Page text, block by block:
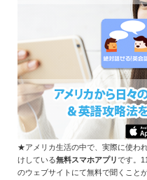
★アメリカ生活の中で、実際に使わ
けしている無料スマホアプリです。
のウェブサイトにて無料で聞くこと